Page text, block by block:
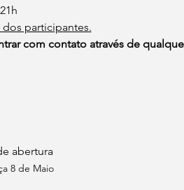
participantes.
com contato através de
abertura
8 de Maio